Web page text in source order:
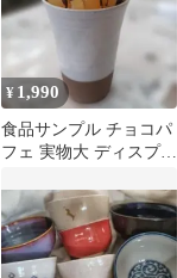
¥ 1,990
食品サンプル チョコパ
フェ 実物大 ディスプレ